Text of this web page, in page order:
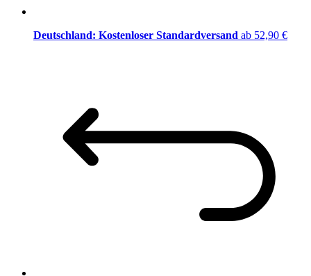
Deutschland: Kostenloser Standardversand ab 52,90 €